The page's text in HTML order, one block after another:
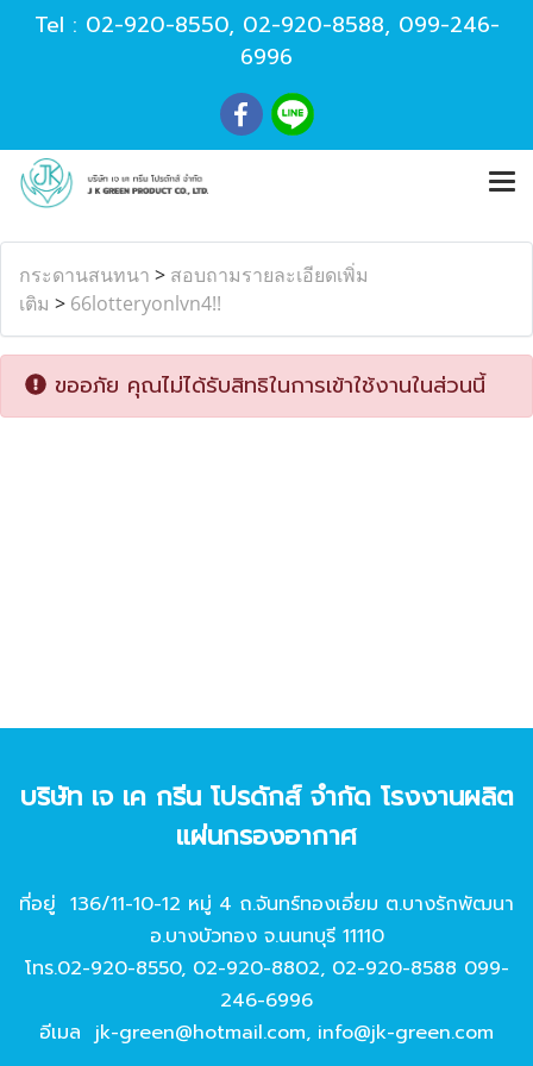
Tel : 02-920-8550, 02-920-8588, 099-246-
6996
กระดานสนทนา > สอบถามรายละเอียดเพิ่ม
เติม > 66lotteryonlvn4!!
ขออภัย คุณไม่ได้รับสิทธิในการเข้าใช้งานในส่วนนี้
บริษัท เจ เค กรีน โปรดักส์ จํากัด โรงงานผลิต
แผ่นกรองอากาศ
ที่อยู่ 136/11-10-12 หมู่ 4 ถ.จันทร์ทองเอี่ยม ต.บางรักพัฒนา
อ.บางบัวทอง จ.นนทบุรี 11110
โทร.02-920-8550, 02-920-8802, 02-920-8588 099-
246-6996
อีเมล jk-green@hotmail.com, info@jk-green.com